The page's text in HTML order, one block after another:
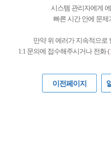
시스템 관리자에게
빠른 시간 안에 문
만약 위 에러가 지속적으로
1:1 문의에 접수해주시거나 전화 (
이전페이지